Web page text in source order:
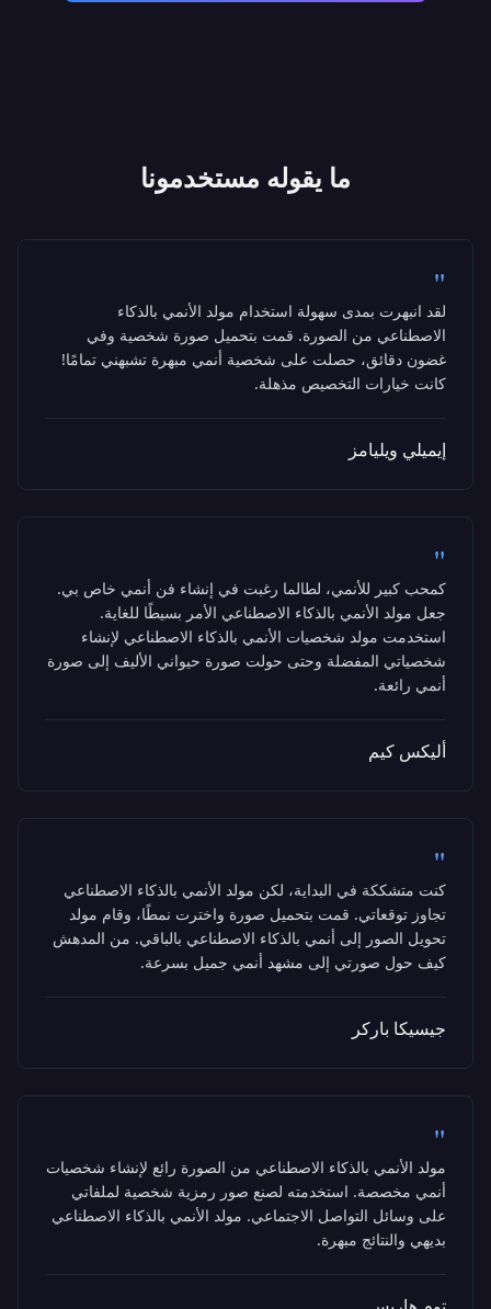
ما يقوله مستخدمونا
"
لقد انبهرت بمدى سهولة استخدام مولد الأنمي بالذكاء
الاصطناعي من الصورة. قمت بتحميل صورة شخصية وفي
غضون دقائق، حصلت على شخصية أنمي مبهرة تشبهني تمامًا!
كانت خيارات التخصيص مذهلة.
إيميلي ويليامز
"
كمحب كبير للأنمي، لطالما رغبت في إنشاء فن أنمي خاص بي.
جعل مولد الأنمي بالذكاء الاصطناعي الأمر بسيطًا للغاية.
استخدمت مولد شخصيات الأنمي بالذكاء الاصطناعي لإنشاء
شخصياتي المفضلة وحتى حولت صورة حيواني الأليف إلى صورة
أنمي رائعة.
أليكس كيم
"
كنت متشككة في البداية، لكن مولد الأنمي بالذكاء الاصطناعي
تجاوز توقعاتي. قمت بتحميل صورة واخترت نمطًا، وقام مولد
تحويل الصور إلى أنمي بالذكاء الاصطناعي بالباقي. من المدهش
كيف حول صورتي إلى مشهد أنمي جميل بسرعة.
جيسيكا باركر
"
مولد الأنمي بالذكاء الاصطناعي من الصورة رائع لإنشاء شخصيات
أنمي مخصصة. استخدمته لصنع صور رمزية شخصية لملفاتي
على وسائل التواصل الاجتماعي. مولد الأنمي بالذكاء الاصطناعي
بديهي والنتائج مبهرة.